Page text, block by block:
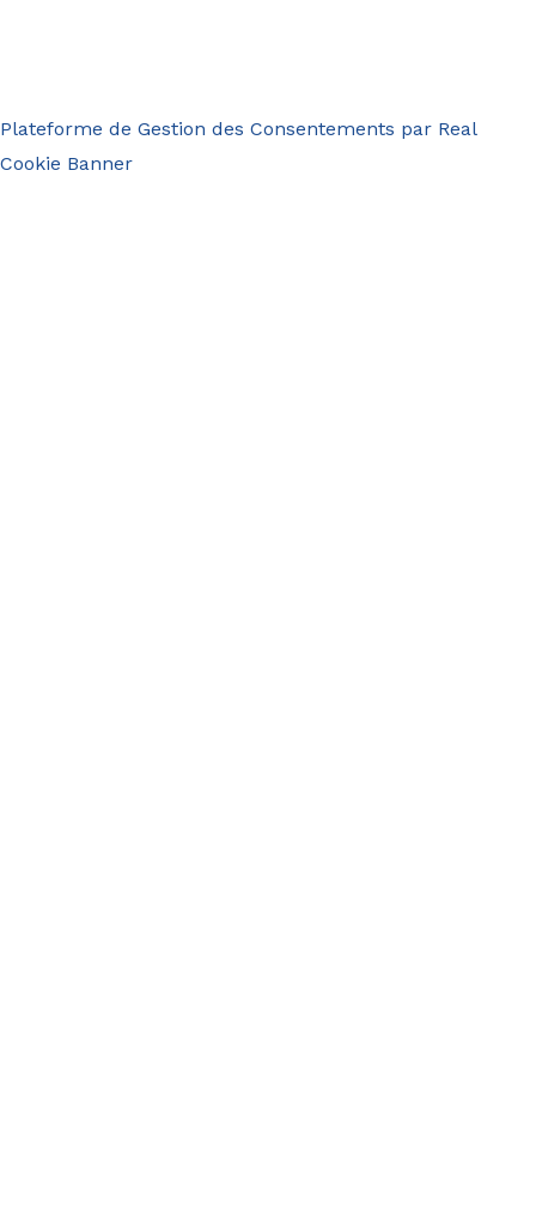
Plateforme de Gestion des Consentements par Real
Cookie Banner